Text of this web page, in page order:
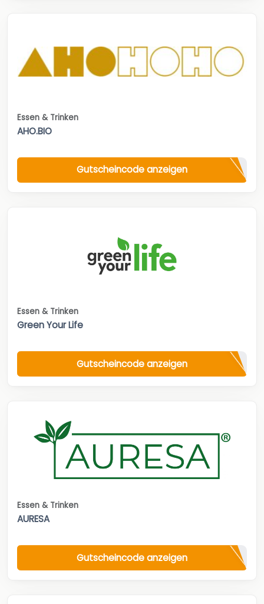
Essen & Trinken
AHO.BIO
Gutscheincode anzeigen
Essen & Trinken
Green Your Life
Gutscheincode anzeigen
Essen & Trinken
AURESA
Gutscheincode anzeigen